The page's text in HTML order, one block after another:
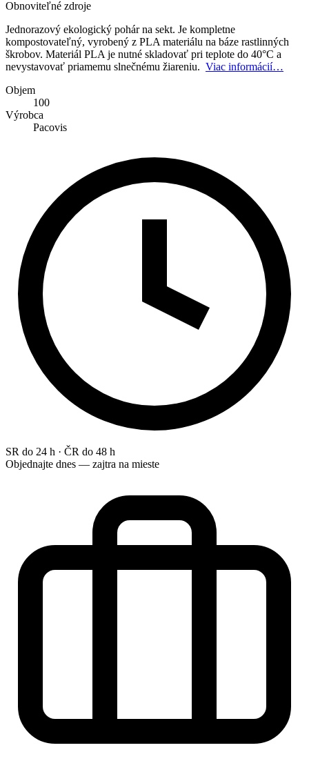
Obnoviteľné zdroje
Jednorazový ekologický pohár na sekt. Je kompletne
kompostovateľný, vyrobený z PLA materiálu na báze rastlinných
škrobov. Materiál PLA je nutné skladovať pri teplote do 40°C a
nevystavovať priamemu slnečnému žiareniu. Viac informácií…
Objem
100
Výrobca
Pacovis
SR do 24 h · ČR do 48 h
Objednajte dnes — zajtra na mieste